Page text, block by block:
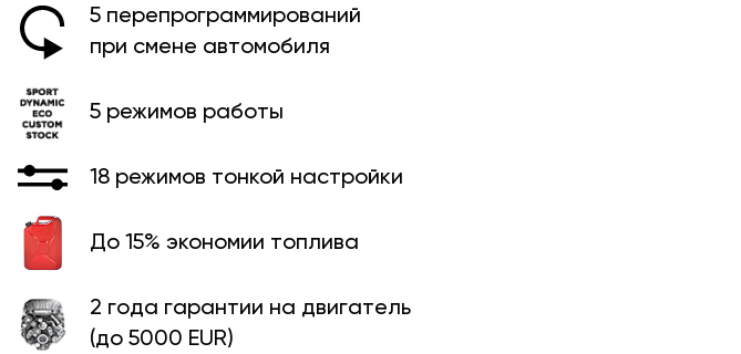
5 перепрограмми­рований
при смене автомобиля
5 режимов работы
18 режимов тонкой настройки
До 15% экономии топлива
2 года гарантии на двигатель
(до 5000 EUR)